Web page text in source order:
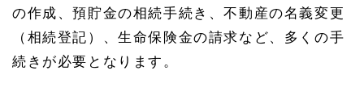
の作成、預貯金の相続手続き、不動産の名義変更
（相続登記）、生命保険金の請求など、多くの手
続きが必要となります。